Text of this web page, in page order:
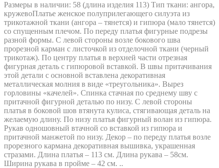
Размеры в наличии: 58 (длина изделия 113) Тип ткани: ангора,
кружевоПлатье женское полуприлегающего силуэта из
трикотажной ткани (ангора – тянется) и гипюра (мало тянется)
со спущенным плечом. По переду платья фигурные подрезы
разной формы. С левой стороны возле бокового шва
прорезной карман с листочкой из отделочной ткани (черный
трикотаж). По центру платья в верхней части отрезная
фигурная деталь с гипюровой вставкой. В швы притачивания
этой детали с основной вставлена декоративная
металлическая молния в виде «треугольника». Вырез
горловины «качелей». Спинка стачная по среднему шву с
притачной фигурной деталью по низу. С левой стороны
платья в боковой шов втянута кулиса, стягивающая деталь на
желаемую длину. По низу платья фигурный волан из гипюра.
Рукав одношовный втачной со вставкой из гипюра и
притачной манжетой по низу. Декор – по переду платья возле
прорезного кармана декоративная вышивка, украшенная
стразами. Длина платья – 113 см. Длина рукава – 58см.
Ширина рукава в пройме – 42 см. ..